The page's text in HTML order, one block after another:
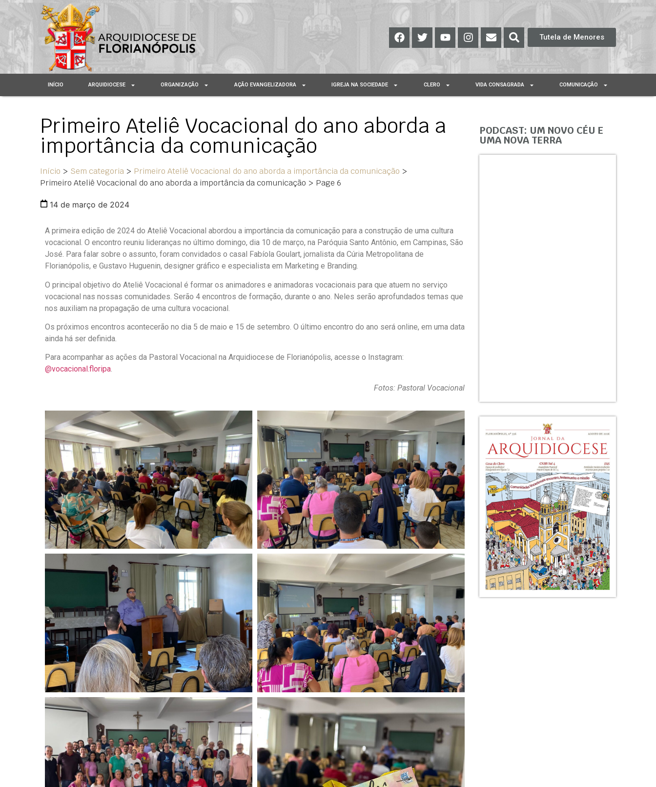
Tutela de Menores
INÍCIO ARQUIDIOCESE ORGANIZAÇÃO AÇÃO EVANGELIZADORA IGREJA NA SOCIEDADE CLERO VIDA CONSAGRADA COMUNICAÇÃO
Primeiro Ateliê Vocacional do ano aborda a
importância da comunicação
Início > Sem categoria > Primeiro Ateliê Vocacional do ano aborda a importância da comunicação >
Primeiro Ateliê Vocacional do ano aborda a importância da comunicação > Page 6
14 de março de 2024
A primeira edição de 2024 do Ateliê Vocacional abordou a importância da comunicação para a construção de uma cultura
vocacional. O encontro reuniu lideranças no último domingo, dia 10 de março, na Paróquia Santo Antônio, em Campinas, São
José. Para falar sobre o assunto, foram convidados o casal Fabíola Goulart, jornalista da Cúria Metropolitana de
Florianópolis, e Gustavo Huguenin, designer gráfico e especialista em Marketing e Branding.
O principal objetivo do Ateliê Vocacional é formar os animadores e animadoras vocacionais para que atuem no serviço
vocacional nas nossas comunidades. Serão 4 encontros de formação, durante o ano. Neles serão aprofundados temas que
nos auxiliam na propagação de uma cultura vocacional.
Os próximos encontros acontecerão no dia 5 de maio e 15 de setembro. O último encontro do ano será online, em uma data
ainda há ser definida.
Para acompanhar as ações da Pastoral Vocacional na Arquidiocese de Florianópolis, acesse o Instagram:
@vocacional.floripa.
Fotos: Pastoral Vocacional
PODCAST: UM NOVO CÉU E
UMA NOVA TERRA